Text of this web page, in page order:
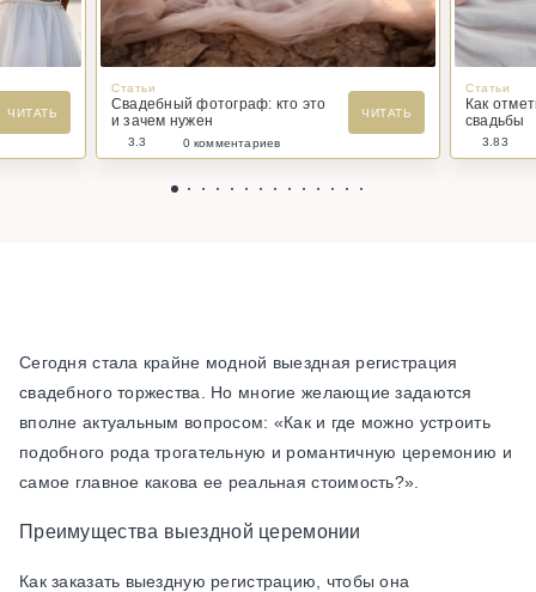
ЧИТАТЬ
Статьи
Свадебный фотограф: кто это
и зачем нужен
ЧИТАТЬ
3.3 0 комментариев
Статьи
Как
свадьбы
3.83
Сегодня стала крайне модной выездная регистрация
свадебного торжества. Но многие желающие задаются
вполне актуальным вопросом: «Как и где можно устроить
подобного рода трогательную и романтичную церемонию и
самое главное какова ее реальная стоимость?».
Преимущества выездной церемонии
Как заказать выездную регистрацию, чтобы она